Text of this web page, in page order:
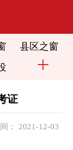
县区之窗
证
： 2021-12-03